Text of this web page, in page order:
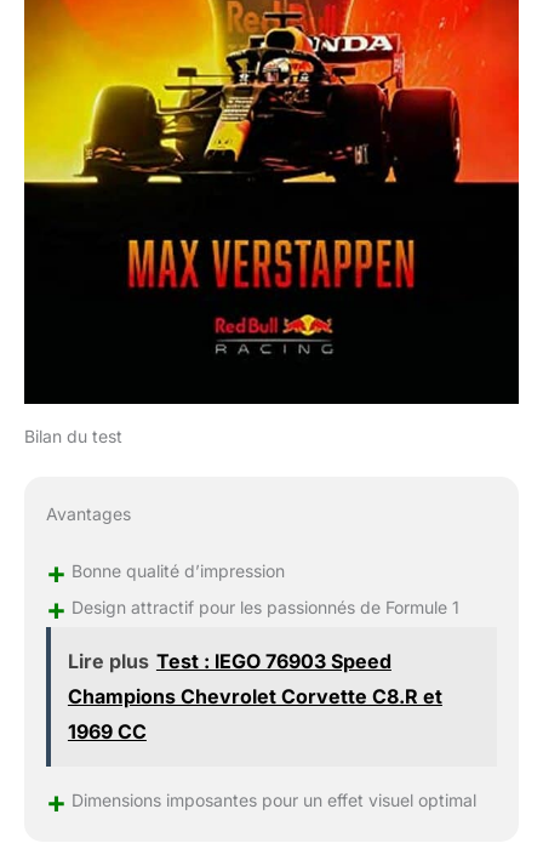
Bilan du test
Avantages
+ Bonne qualité d’impression
+ Design attractif pour les passionnés de Formule 1
Lire plus Test : lEGO 76903 Speed
Champions Chevrolet Corvette C8.R et
1969 CC
+ Dimensions imposantes pour un effet visuel optimal